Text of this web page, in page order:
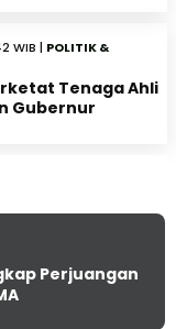
WIB | POLITIK &
Tenaga Ahli
Gubernur
Perjuangan